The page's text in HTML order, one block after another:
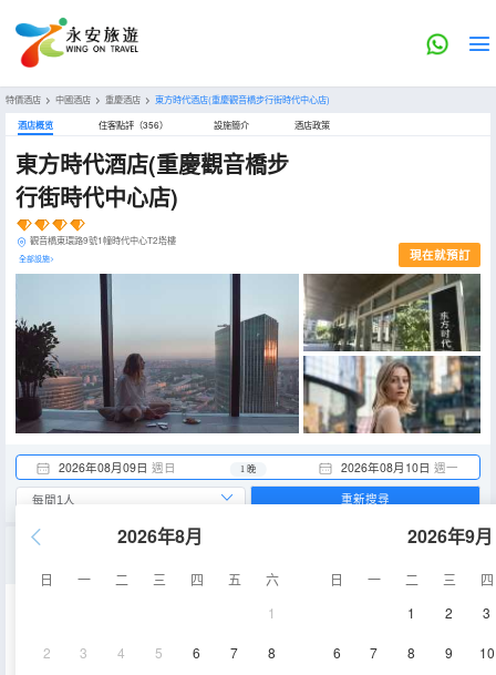
特價酒店 > 中國酒店 > 重慶酒店 > 東方時代酒店(重慶觀音橋步行街時代中心店)
酒店概览 住客點評（356） 設施簡介 酒店政策
東方時代酒店(重慶觀音橋步
行街時代中心店)
觀音橋東環路9號1幢時代中心T2塔樓
全部設施> 現在就預訂
2026年08月09日 週日 2026年08月10日 週一
1 晚
2026年8月
日 一 二 三 四 五
六
1
2 3 4 5 6 7 8
2026年9月
日 一 二 三
四
1
2 3
6 7 8 9 10
重新搜尋
25-32㎡ 空調